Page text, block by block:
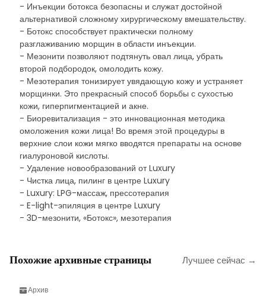
- Инъекции ботокса безопасны и служат достойной
альтернативой сложному хирургическому вмешательству.
- Ботокс способствует практически полному
разглаживанию морщин в области инъекции.
- Мезонити позволяют подтянуть овал лица, убрать
второй подбородок, омолодить кожу.
- Мезотерапия тонизирует увядающую кожу и устраняет
морщинки. Это прекрасный способ борьбы с сухостью
кожи, гиперпигментацией и акне.
- Биоревитализация - это инновационная методика
омоложения кожи лица! Во время этой процедуры в
верхние слои кожи мягко вводятся препараты на основе
гиалуроновой кислоты.
- Удаление новообразований от Luxury
- Чистка лица, пилинг в центре Luxury
- Luxury: LPG-массаж, прессотерапия
- E-light-эпиляция в центре Luxury
- 3D-мезонити, «Ботокс», мезотерапия
Похожие архивные страницы Лучшее сейчас →
Архив